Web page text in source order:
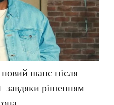
шанс після
завдяки рішенням